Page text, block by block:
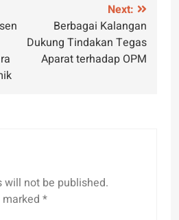
Next:
Berbagai Kalangan
Dukung Tindakan Tegas
Aparat terhadap OPM
will not be published.
*